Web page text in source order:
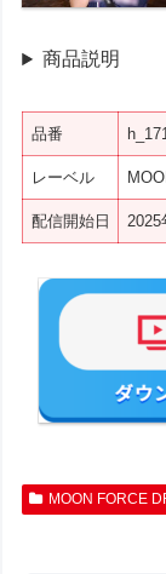
商品説明
品番
レーベル
配信開始日 2025
MOON FORCE